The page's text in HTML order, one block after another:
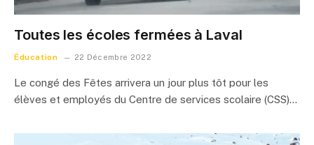
Toutes les écoles fermées à Laval
Éducation 22 Décembre 2022
Le congé des Fêtes arrivera un jour plus tôt pour les
élèves et employés du Centre de services scolaire (CSS)…